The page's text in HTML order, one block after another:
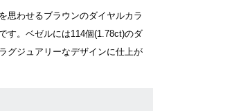
思わせるブラウンのダイヤルカラ
す。ベゼルには114個(1.78ct)のダ
グジュアリーなデザインに仕上が